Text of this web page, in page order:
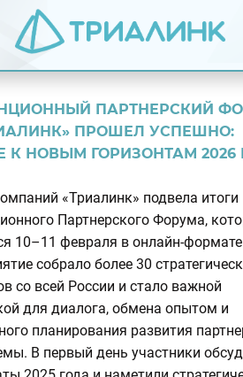
ПАРТНЕРСКИЙ
ПРОШЕЛ УСПЕШНО:
К НОВЫМ ГОРИЗОНТАМ 2026
«Триалинк» подвела итоги
Партнерского Форума,
10–11 февраля в онлайн-
собрало более 30
со всей России и стало важной
для диалога, обмена опытом и
планирования развития
В первый день участники